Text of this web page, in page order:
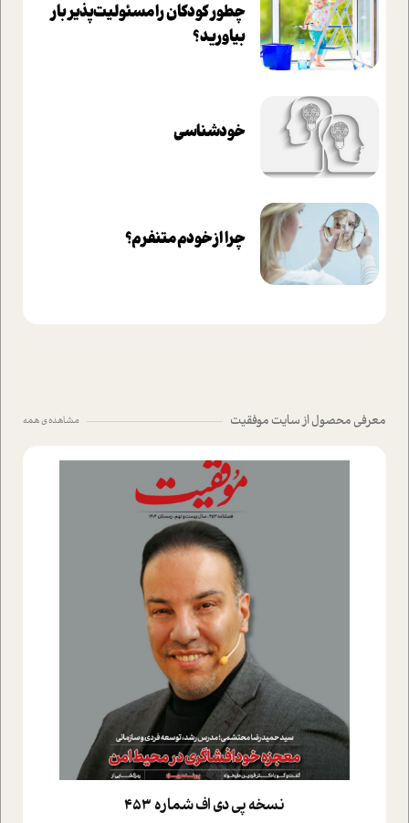
چطور کودکان را مسئولیت‌پذیر بار
بیاورید؟
خودشناسی
چرا از خودم متنفرم؟
معرفی محصول از سایت موفقیت مشاهده ی همه
نسخه پي دي اف شماره 453